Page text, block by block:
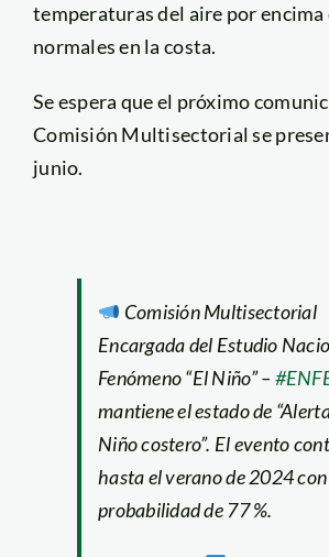
temperaturas del aire por encima
normales en la costa.
Se espera que el próximo
Comisión Multisectorial se
junio.
Comisión Multisectorial
Encargada del Estudio
Fenómeno “El Niño” –
mantiene el estado de
Niño costero”. El evento
hasta el verano de 2024
probabilidad de 77 %.